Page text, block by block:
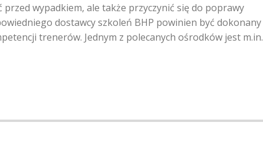
wypadkiem, ale także przyczynić się do poprawy
dostawcy szkoleń BHP powinien być dokonany
trenerów. Jednym z polecanych ośrodków jest m.in.